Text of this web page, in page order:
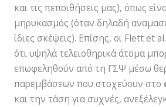
και τις πεποιθήσεις μας), όπως
μηρυκασμός (όταν δηλαδή
ίδιες σκέψεις). Επίσης, οι Flett et
ότι υψηλά τελειοθηρικά άτομα
επωφεληθούν από τη ΓΣΨ μέσω
παρεμβάσεων που στοχεύουν στο
και την τάση για συχνές,